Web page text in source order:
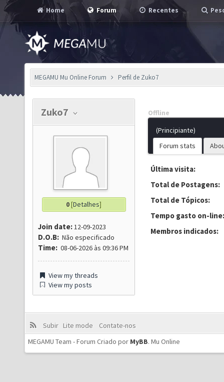
Home Forum Recentes
MEGAMU Mu Online Forum Perfil de Zuko7
Zuko7
0[Detalhes]
Join date:12-09-2023
D.O.B: Não especificado
Time: 08-06-2026 às 09:36 PM
View my threads
View my posts
Offline
(Principiante)
Forum stats
Última visita:
Total de Postagens:
Total de Tópicos:
Tempo gasto on-line:
Membros indicados:
Subir Lite mode
Contate-nos
MEGAMU Team - Forum Criado por MyBB. Mu Online